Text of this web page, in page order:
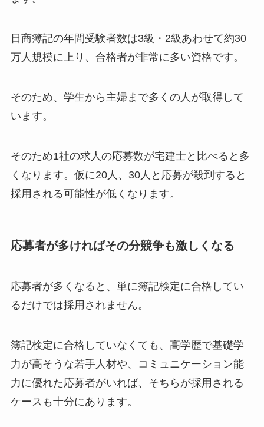
日商簿記の年間受験者数は3級・2級あわせて約30
万人規模に上り、合格者が非常に多い資格です。
そのため、学生から主婦まで多くの人が取得して
います。
そのため1社の求人の応募数が宅建士と比べると多
くなります。仮に20人、30人と応募が殺到すると
採用される可能性が低くなります。
応募者が多ければその分競争も激しくなる
応募者が多くなると、単に簿記検定に合格してい
るだけでは採用されません。
簿記検定に合格していなくても、高学歴で基礎学
力が高そうな若手人材や、コミュニケーション能
力に優れた応募者がいれば、そちらが採用される
ケースも十分にあります。